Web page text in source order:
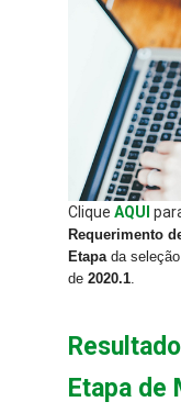
Clique AQUI
Requerimento
Etapa da
de 2020.1.
Etapa de